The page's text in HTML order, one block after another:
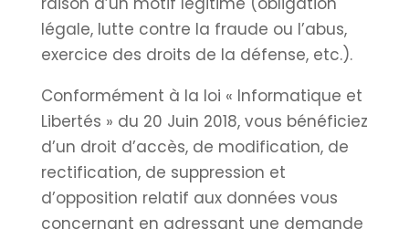
légale, lutte contre la fraude ou l’abus,
exercice des droits de la défense, etc.).
Conformément à la loi « Informatique et
Libertés » du 20 Juin 2018, vous bénéficiez
d’un droit d’accès, de modification, de
rectification, de suppression et
d’opposition relatif aux données vous
concernant en adressant une demande